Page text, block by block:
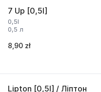
7 Up [0,5l]
0,5l
0,5 л
8,90 zł
Lipton [0,5l] / Ліптон